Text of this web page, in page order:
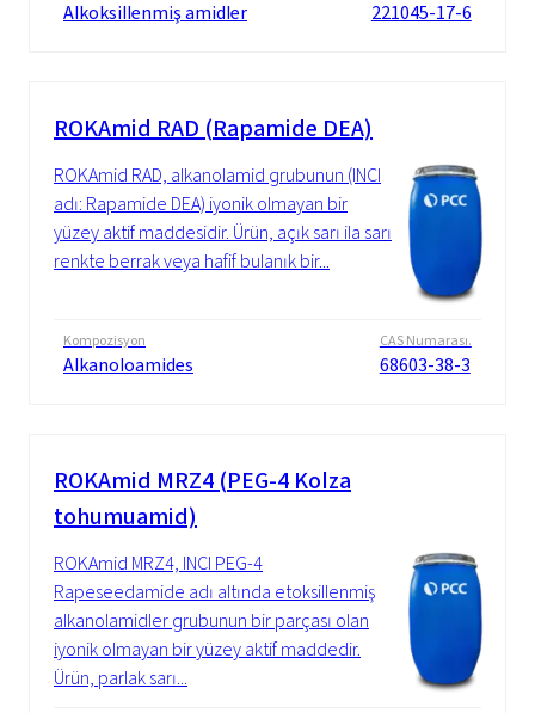
Alkoksillenmiş amidler 221045-17-6
ROKAmid RAD (Rapamide DEA)
ROKAmid RAD, alkanolamid grubunun (INCI
adı: Rapamide DEA) iyonik olmayan bir
yüzey aktif maddesidir. Ürün, açık sarı ila sarı
renkte berrak veya hafif bulanık bir...
Kompozisyon
Alkanoloamides
CAS Numarası.
68603-38-3
ROKAmid MRZ4 (PEG-4 Kolza
tohumuamid)
ROKAmid MRZ4, INCI PEG-4
Rapeseedamide adı altında etoksillenmiş
alkanolamidler grubunun bir parçası olan
iyonik olmayan bir yüzey aktif maddedir.
Ürün, parlak sarı...